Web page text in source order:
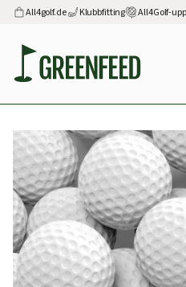
All4golf.de Klubbfitting All4Golf-